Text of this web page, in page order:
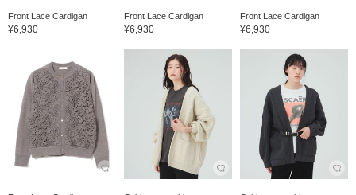
Front Lace Cardigan
¥6,930
Front Lace Cardigan
¥6,930
Front Lace Cardigan
¥6,930